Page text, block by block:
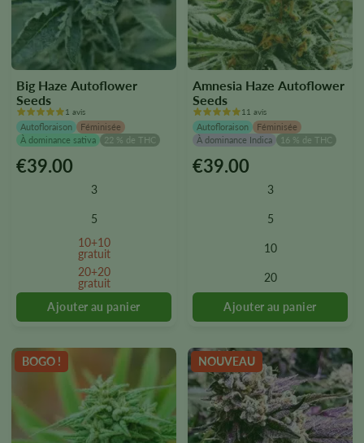
Big Haze Autoflower
Seeds
1 avis
Autofloraison
Féminisée
À dominance sativa
22 % de THC
€39.00
3
5
10+10
gratuit
20+20
gratuit
Ce
sélectionner
les
sur
la
produit.
Amnesia Haze Autoflower
Seeds
11 avis
Autofloraison
Féminisée
À dominance Indica
16 % de THC
€39.00
3
5
10
20
Ce
sélectionner
les
sur
la
page
du
produit.
BOGO ! NOUVEAU